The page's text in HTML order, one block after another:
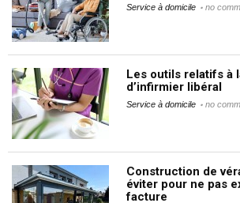
Service à domicile no
Les outils relatifs à
d’infirmier libéral
Service à domicile no
Construction de
éviter pour ne pas
facture